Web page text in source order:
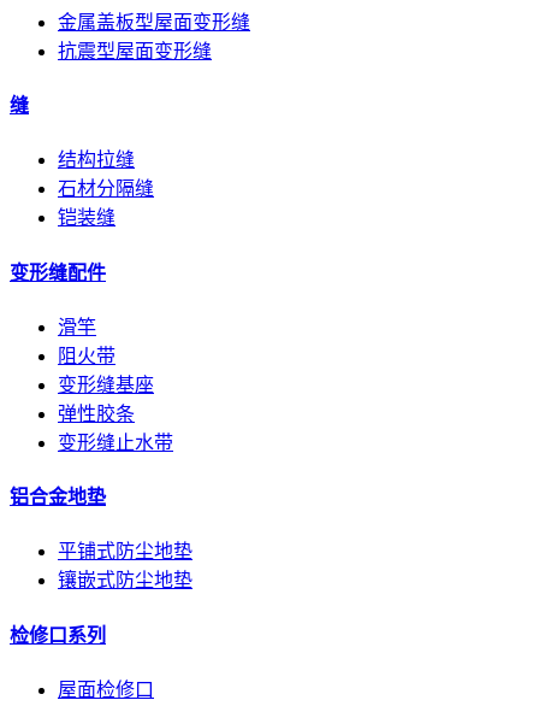
金属盖板型屋面变形缝
抗震型屋面变形缝
缝
结构拉缝
石材分隔缝
铠装缝
变形缝配件
滑竿
阻火带
变形缝基座
弹性胶条
变形缝止水带
铝合金地垫
平铺式防尘地垫
镶嵌式防尘地垫
检修口系列
屋面检修口